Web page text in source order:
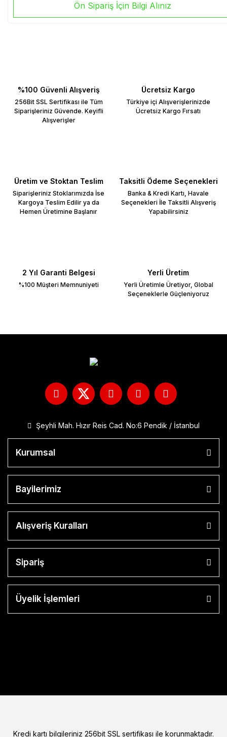
Ön Sipariş İçin Bilgi Alınız
%100 Güvenli Alışveriş
256Bit SSL Sertifikası ile Tüm
Siparişleriniz Güvende. Keyifli
Alışverişler
Ücretsiz Kargo
Türkiye içi Alışverişlerinizde
Ücretsiz Kargo Fırsatı
Üretim ve Stoktan Teslim
Siparişleriniz Stoklarımızda İse
Kargoya Teslim Edilir ya da
Hemen Üretimine Başlanır
Taksitli Ödeme Seçenekleri
Banka & Kredi Kartı, Havale
Seçenekleri İle Taksitli Alışveriş
Yapabilirsiniz
2 Yıl Garanti Belgesi
%100 Müşteri Memnuniyeti
Yerli Üretim
Yerli Üretimle Üretiyor, Global
Seçeneklerle Güçleniyoruz
Şeyhli Mah. Hızır Reis Cad. No:6 Pendik / İstanbul
Kurumsal
Bayilerimiz
Alışveriş Kuralları
Sipariş
Üyelik İşlemleri
Kredi kartı bilgileriniz 256bit SSL sertifikası ile korunmaktadır.